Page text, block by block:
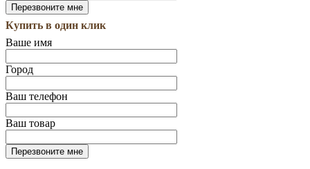
Купить в один клик
Ваше имя
Город
Ваш телефон
Ваш товар